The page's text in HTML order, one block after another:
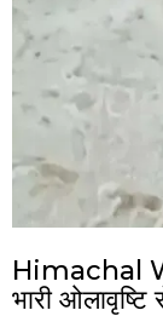
Himachal
भारी